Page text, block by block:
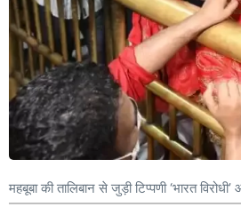
महबूबा की तालिबान से जुड़ी टिप्पणी ‘भारत